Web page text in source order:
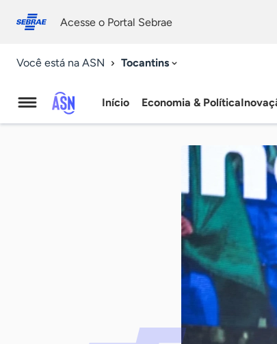
conosco
Acesse o Portal Sebrae
Você está na ASN Tocantins
Agência
Início Economia & Política